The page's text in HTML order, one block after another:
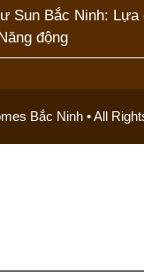
Sun Bắc Ninh: Lựa
động
Bắc Ninh • All